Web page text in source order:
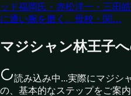
ッド福岡氏・赤松洋一・三田
に通い腕を磨く。母校・関…
マジシャン林王子
読み込み中...実際にマジシ
の、基本的なステップをご案内